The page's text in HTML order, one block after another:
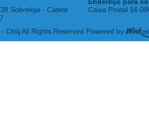
Sobreloja - Catete
Caixa Postal
Cbtij All Rights Reserved Powered by: